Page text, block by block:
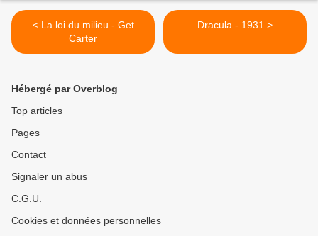
< La loi du milieu - Get
Carter
Dracula - 1931 >
Hébergé par Overblog
Top articles
Pages
Contact
Signaler un abus
C.G.U.
Cookies et données personnelles